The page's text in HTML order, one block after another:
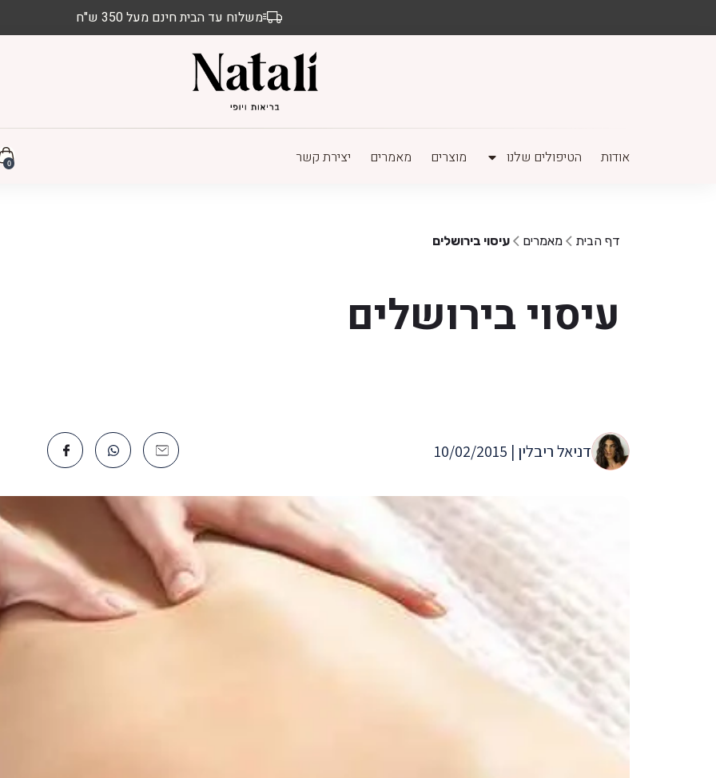
משלוח עד הבית חינם מעל 350 ש"ח
אודות הטיפולים שלנו מוצרים מאמרים יצירת קשר 0
דף הבית מאמרים עיסוי בירושלים
עיסוי בירושלים
דניאל ריבלין | 10/02/2015